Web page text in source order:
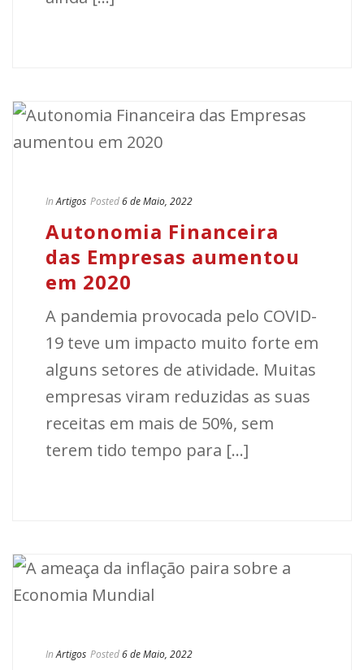
In Artigos Posted6 de Maio, 2022
Autonomia Financeira
das Empresas aumentou
em 2020
A pandemia provocada pelo COVID-
19 teve um impacto muito forte em
alguns setores de atividade. Muitas
empresas viram reduzidas as suas
receitas em mais de 50%, sem
terem tido tempo para [...]
In Artigos Posted6 de Maio, 2022